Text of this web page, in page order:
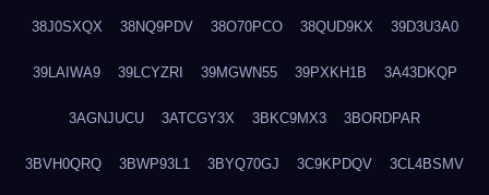
38J0SXQX 38NQ9PDV 38O70PCO 38QUD9KX 39D3U3A0
39LAIWA9 39LCYZRI 39MGWN55 39PXKH1B 3A43DKQP
3AGNJUCU 3ATCGY3X 3BKC9MX3 3BORDPAR
3BVH0QRQ 3BWP93L1 3BYQ70GJ 3C9KPDQV 3CL4BSMV